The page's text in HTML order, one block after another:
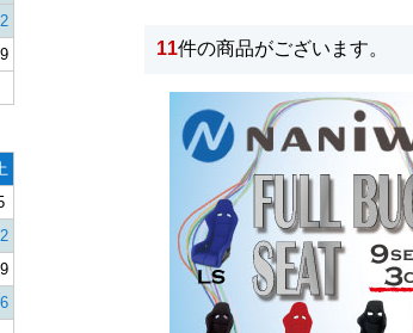
11件の商品がございます。